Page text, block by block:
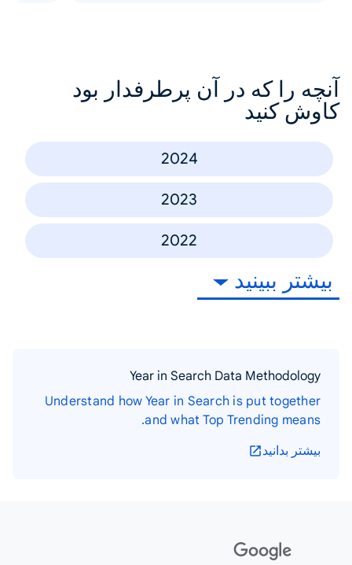
آنچه را که در آن پرطرفدار بود
کاوش کنید
2024
2023
2022
بیشتر ببینید
Year in Search Data Methodology
Understand how Year in Search is put together
and what Top Trending means.
بیشتر بدانید